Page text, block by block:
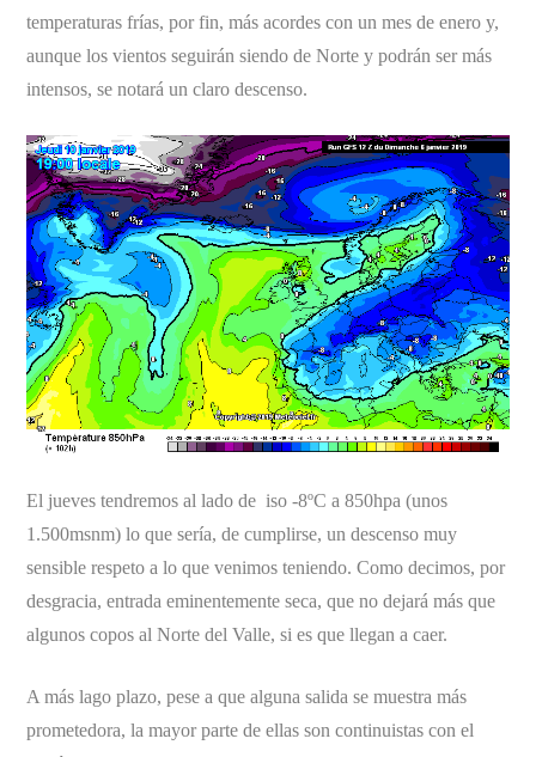
temperaturas frías, por fin, más acordes con un mes de enero y,
aunque los vientos seguirán siendo de Norte y podrán ser más
intensos, se notará un claro descenso.
El jueves tendremos al lado de iso -8ºC a 850hpa (unos
1.500msnm) lo que sería, de cumplirse, un descenso muy
sensible respeto a lo que venimos teniendo. Como decimos, por
desgracia, entrada eminentemente seca, que no dejará más que
algunos copos al Norte del Valle, si es que llegan a caer.
A más lago plazo, pese a que alguna salida se muestra más
prometedora, la mayor parte de ellas son continuistas con el